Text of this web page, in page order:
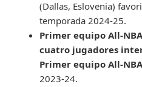
(Dallas, Eslovenia)
temporada 2024-25.
Primer equipo All-
cuatro jugadores
Primer equipo All-NBA
2023-24.